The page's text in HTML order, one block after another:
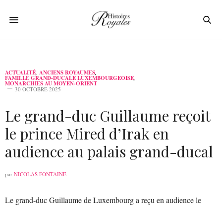
ACTUALITÉ, ANCIENS ROYAUMES,
FAMILLE GRAND-DUCALE LUXEMBOURGEOISE,
MONARCHIES AU MOYEN-ORIENT
30 OCTOBRE 2025
Le grand-duc Guillaume reçoit
le prince Mired d’Irak en
audience au palais grand-ducal
par NICOLAS FONTAINE
Le grand-duc Guillaume de Luxembourg a reçu en audience le